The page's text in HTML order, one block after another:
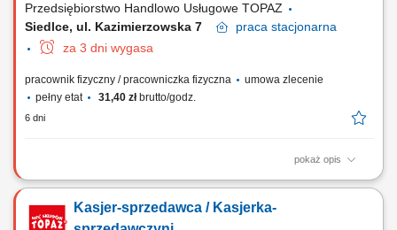
Przedsiębiorstwo Handlowo Usługowe TOPAZ
Siedlce, ul. Kazimierzowska 7
praca stacjonarna
za 3 dni wygasa
pracownik fizyczny / pracowniczka fizyczna
umowa zlecenie
pełny etat
31,40 złbrutto/godz.
6 dni
pokaż opis
Twoje główne zadania: zapewnienie profesjonalnej obsługi Klientów
właściwą ekspozycję produktów monitorowanie terminów przydatności
do spożycia
Kasjer-sprzedawca / Kasjerka-